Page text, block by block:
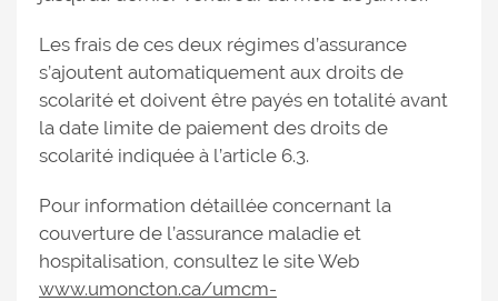
Les frais de ces deux régimes d’assurance
s’ajoutent automatiquement aux droits de
scolarité et doivent être payés en totalité avant
la date limite de paiement des droits de
scolarité indiquée à l’article 6.3.
Pour information détaillée concernant la
couverture de l’assurance maladie et
hospitalisation, consultez le site Web
www.umoncton.ca/umcm-